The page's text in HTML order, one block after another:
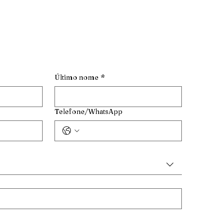
Último nome *
Telefone/WhatsApp